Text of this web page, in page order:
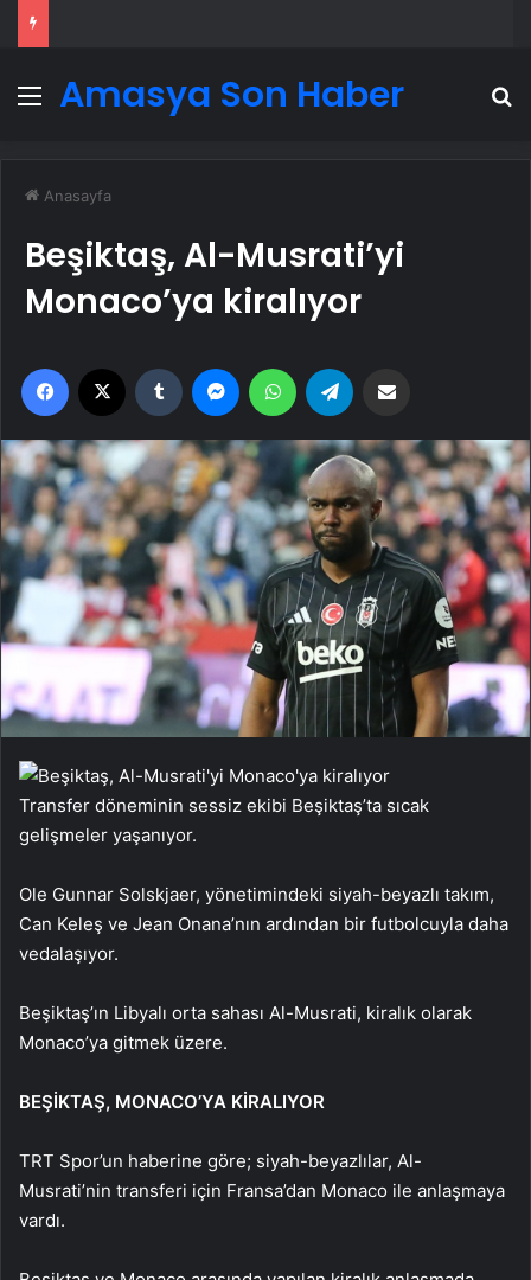
Menü
Amasya Son Haber
Anasayfa
Beşiktaş, Al-Musrati’yi
Monaco’ya kiralıyor
Facebook Tumblr MessengerWhatsApp
Transfer döneminin sessiz ekibi Beşiktaş’ta sıcak
gelişmeler yaşanıyor.
Ole Gunnar Solskjaer, yönetimindeki siyah-beyazlı takım,
Can Keleş ve Jean Onana’nın ardından bir futbolcuyla daha
vedalaşıyor.
Beşiktaş’ın Libyalı orta sahası Al-Musrati, kiralık olarak
Monaco’ya gitmek üzere.
BEŞİKTAŞ, MONACO’YA KİRALIYOR
TRT Spor’un haberine göre; siyah-beyazlılar, Al-
Musrati’nin transferi için Fransa’dan Monaco ile anlaşmaya
vardı.